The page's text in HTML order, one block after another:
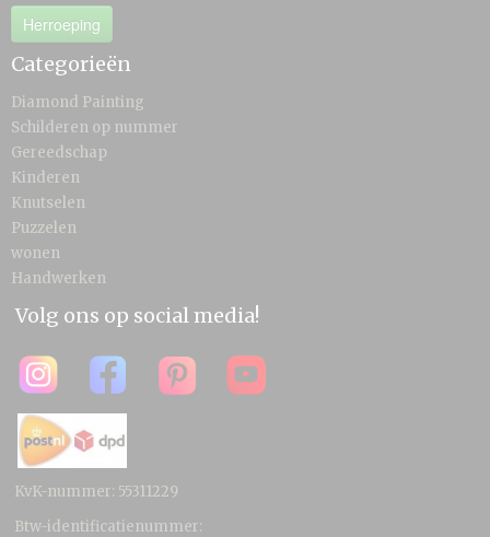
Herroeping
Categorieën
Diamond Painting
Schilderen op nummer
Gereedschap
Kinderen
Knutselen
Puzzelen
wonen
Handwerken
Volg ons op social media!
KvK-nummer: 55311229
Btw-identificatienummer: